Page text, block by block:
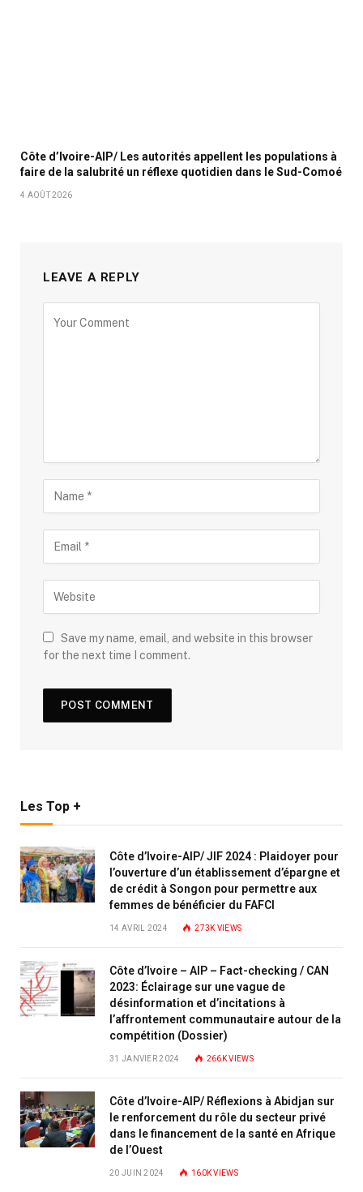
Côte d’Ivoire-AIP/ Les autorités appellent les populations à
faire de la salubrité un réflexe quotidien dans le Sud-Comoé
4 AOÛT 2026
LEAVE A REPLY
Save my name, email, and website in this browser
for the next time I comment.
Les Top +
Côte d’Ivoire-AIP/ JIF 2024 : Plaidoyer pour
l’ouverture d’un établissement d’épargne et
de crédit à Songon pour permettre aux
femmes de bénéficier du FAFCI
14 AVRIL 2024 273K VIEWS
Côte d’Ivoire – AIP – Fact-checking / CAN
2023: Éclairage sur une vague de
désinformation et d’incitations à
l’affrontement communautaire autour de la
compétition (Dossier)
31 JANVIER 2024 266KVIEWS
Côte d’Ivoire-AIP/ Réflexions à Abidjan sur
le renforcement du rôle du secteur privé
dans le financement de la santé en Afrique
de l’Ouest
20 JUIN 2024 160KVIEWS